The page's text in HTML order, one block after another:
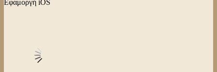
Εφαμοργή iOS